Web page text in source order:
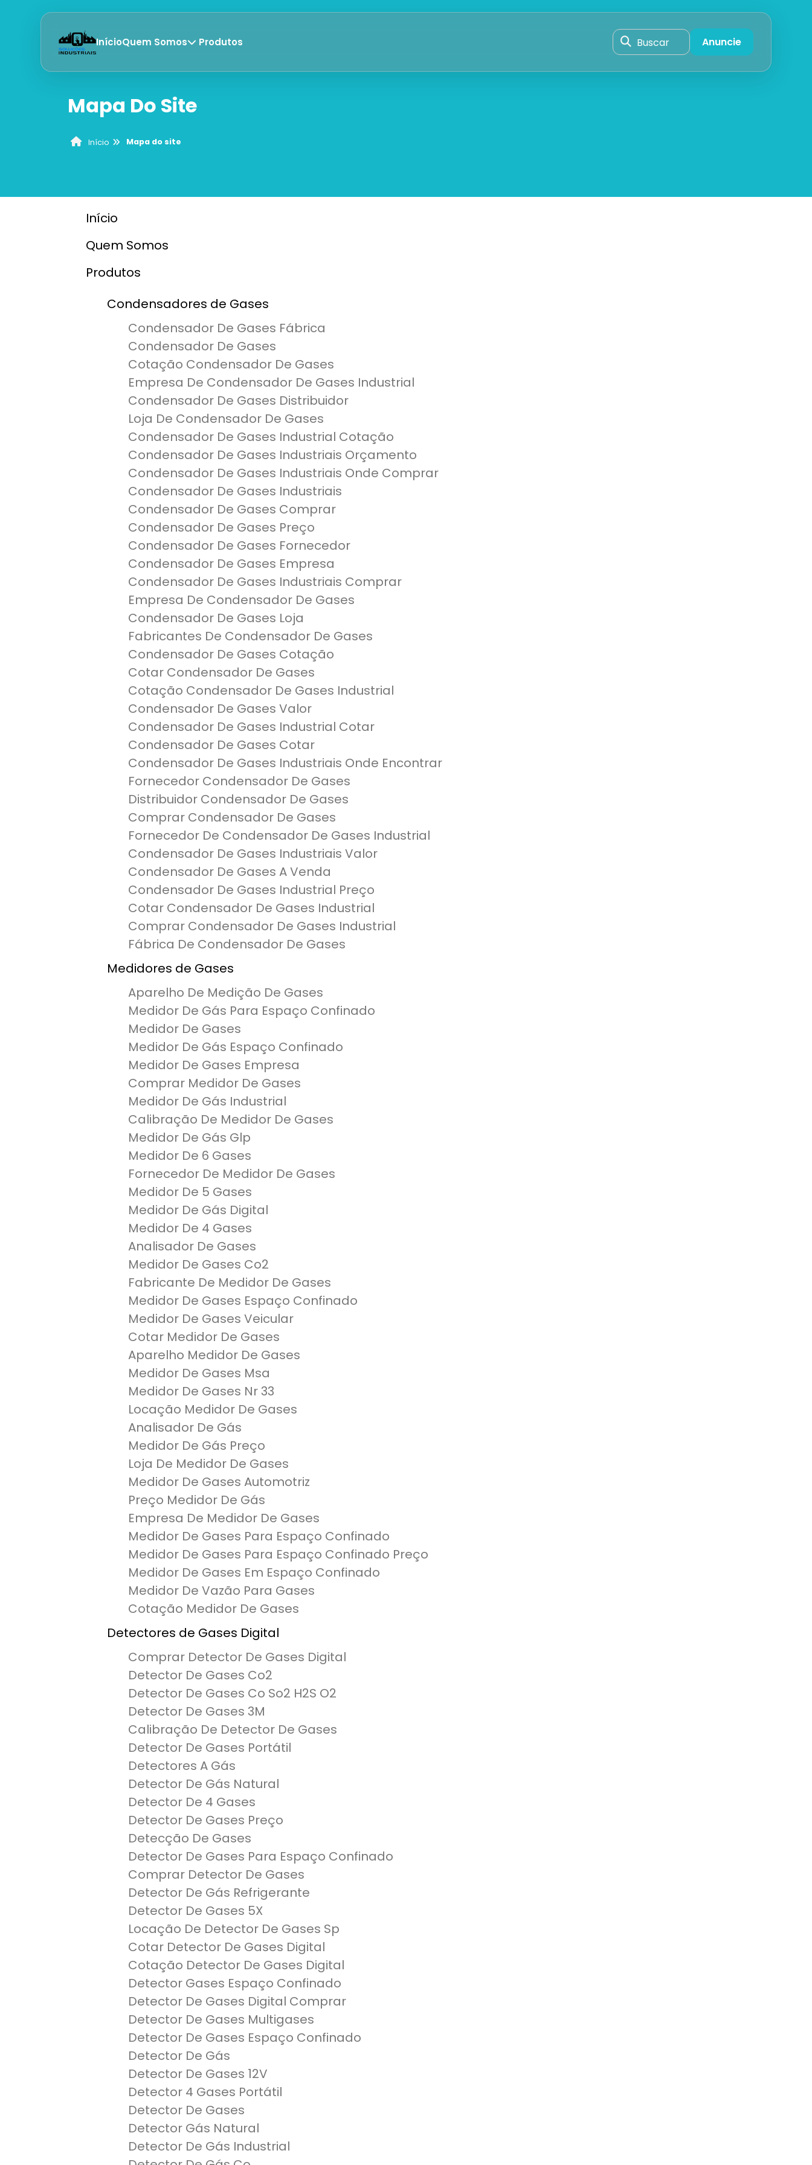
InícioQuem Somos Produtos Buscar Anuncie
Mapa Do Site
Início Mapa do site
Início
Quem Somos
Produtos
Condensadores de Gases
Condensador De Gases Fábrica
Condensador De Gases
Cotação Condensador De Gases
Empresa De Condensador De Gases Industrial
Condensador De Gases Distribuidor
Loja De Condensador De Gases
Condensador De Gases Industrial Cotação
Condensador De Gases Industriais Orçamento
Condensador De Gases Industriais Onde Comprar
Condensador De Gases Industriais
Condensador De Gases Comprar
Condensador De Gases Preço
Condensador De Gases Fornecedor
Condensador De Gases Empresa
Condensador De Gases Industriais Comprar
Empresa De Condensador De Gases
Condensador De Gases Loja
Fabricantes De Condensador De Gases
Condensador De Gases Cotação
Cotar Condensador De Gases
Cotação Condensador De Gases Industrial
Condensador De Gases Valor
Condensador De Gases Industrial Cotar
Condensador De Gases Cotar
Condensador De Gases Industriais Onde Encontrar
Fornecedor Condensador De Gases
Distribuidor Condensador De Gases
Comprar Condensador De Gases
Fornecedor De Condensador De Gases Industrial
Condensador De Gases Industriais Valor
Condensador De Gases A Venda
Condensador De Gases Industrial Preço
Cotar Condensador De Gases Industrial
Comprar Condensador De Gases Industrial
Fábrica De Condensador De Gases
Medidores de Gases
Aparelho De Medição De Gases
Medidor De Gás Para Espaço Confinado
Medidor De Gases
Medidor De Gás Espaço Confinado
Medidor De Gases Empresa
Comprar Medidor De Gases
Medidor De Gás Industrial
Calibração De Medidor De Gases
Medidor De Gás Glp
Medidor De 6 Gases
Fornecedor De Medidor De Gases
Medidor De 5 Gases
Medidor De Gás Digital
Medidor De 4 Gases
Analisador De Gases
Medidor De Gases Co2
Fabricante De Medidor De Gases
Medidor De Gases Espaço Confinado
Medidor De Gases Veicular
Cotar Medidor De Gases
Aparelho Medidor De Gases
Medidor De Gases Msa
Medidor De Gases Nr 33
Locação Medidor De Gases
Analisador De Gás
Medidor De Gás Preço
Loja De Medidor De Gases
Medidor De Gases Automotriz
Preço Medidor De Gás
Empresa De Medidor De Gases
Medidor De Gases Para Espaço Confinado
Medidor De Gases Para Espaço Confinado Preço
Medidor De Gases Em Espaço Confinado
Medidor De Vazão Para Gases
Cotação Medidor De Gases
Detectores de Gases Digital
Comprar Detector De Gases Digital
Detector De Gases Co2
Detector De Gases Co So2 H2S O2
Detector De Gases 3M
Calibração De Detector De Gases
Detector De Gases Portátil
Detectores A Gás
Detector De Gás Natural
Detector De 4 Gases
Detector De Gases Preço
Detecção De Gases
Detector De Gases Para Espaço Confinado
Comprar Detector De Gases
Detector De Gás Refrigerante
Detector De Gases 5X
Locação De Detector De Gases Sp
Cotar Detector De Gases Digital
Cotação Detector De Gases Digital
Detector Gases Espaço Confinado
Detector De Gases Digital Comprar
Detector De Gases Multigases
Detector De Gases Espaço Confinado
Detector De Gás
Detector De Gases 12V
Detector 4 Gases Portátil
Detector De Gases
Detector Gás Natural
Detector De Gás Industrial